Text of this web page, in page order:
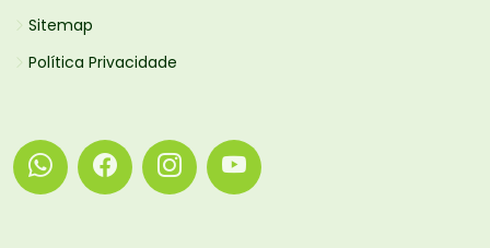
Sitemap
Política Privacidade